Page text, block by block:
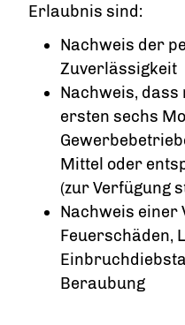
Erlaubnis sind:
Nachweis der
Zuverlässigkeit
Nachweis,
ersten sechs
Mittel oder
(zur Verfügung
Nachweis einer
Feuerschäden,
Beraubung